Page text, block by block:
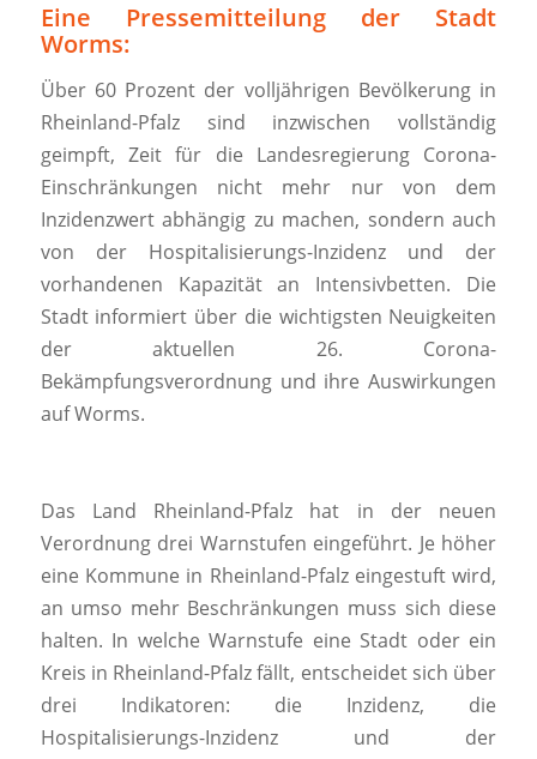
Eine Pressemitteilung der Stadt
Worms:
Über 60 Prozent der volljährigen Bevölkerung in
Rheinland-Pfalz sind inzwischen vollständig
geimpft, Zeit für die Landesregierung Corona-
Einschränkungen nicht mehr nur von dem
Inzidenzwert abhängig zu machen, sondern auch
von der Hospitalisierungs-Inzidenz und der
vorhandenen Kapazität an Intensivbetten. Die
Stadt informiert über die wichtigsten Neuigkeiten
der aktuellen 26. Corona-
Bekämpfungsverordnung und ihre Auswirkungen
auf Worms.
Das Land Rheinland-Pfalz hat in der neuen
Verordnung drei Warnstufen eingeführt. Je höher
eine Kommune in Rheinland-Pfalz eingestuft wird,
an umso mehr Beschränkungen muss sich diese
halten. In welche Warnstufe eine Stadt oder ein
Kreis in Rheinland-Pfalz fällt, entscheidet sich über
drei Indikatoren: die Inzidenz, die
Hospitalisierungs-Inzidenz und der